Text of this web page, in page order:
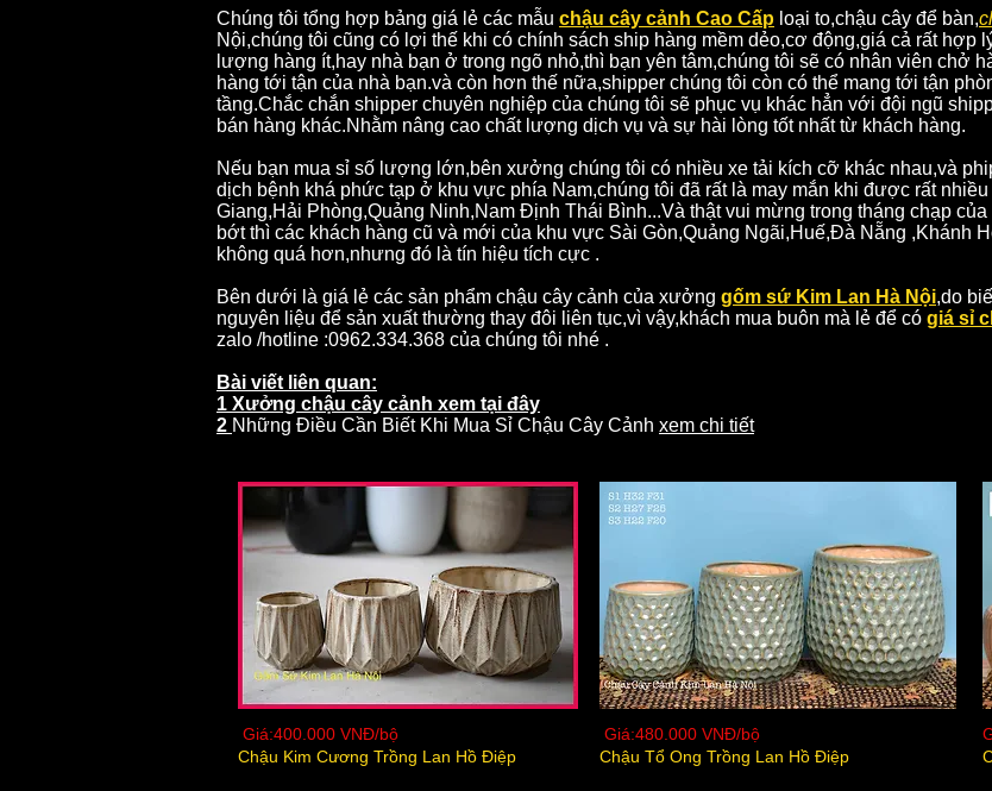
Chúng tôi tổng hợp bảng giá lẻ các mẫu chậu cây cảnh Cao Cấp loại to,chậu cây để bàn,
Nội,chúng tôi cũng có lợi thế khi có chính sách ship hàng mềm dẻo,cơ động,giá cả rất hợp
lượng hàng ít,hay nhà bạn ở trong ngõ nhỏ,thì bạn yên tâm,chúng tôi sẽ có nhân viên chở
hàng tới tận của nhà bạn.và còn hơn thế nữa,shipper chúng tôi còn có thể mang tới tận
tầng.Chắc chắn shipper chuyên nghiệp của chúng tôi sẽ phục vụ khác hẳn với đội ngũ
bán hàng khác.Nhằm nâng cao chất lượng dịch vụ và sự hài lòng tốt nhất từ khách hàng.
Nếu bạn mua sỉ số lượng lớn,bên xưởng chúng tôi có nhiều xe tải kích cỡ khác nhau,và
dịch bệnh khá phức tạp ở khu vực phía Nam,chúng tôi đã rất là may mắn khi được rất
Giang,Hải Phòng,Quảng Ninh,Nam Định Thái Bình...Và thật vui mừng trong tháng chạp
bớt thì các khách hàng cũ và mới của khu vực Sài Gòn,Quảng Ngãi,Huế,Đà Nẵng ,Khánh
không quá hơn,nhưng đó là tín hiệu tích cực .
Bên dưới là giá lẻ các sản phẩm chậu cây cảnh của xưởng gốm sứ Kim Lan Hà Nội,do
nguyên liệu để sản xuất thường thay đôi liên tục,vì vậy,khách mua buôn mà lẻ để có giá sỉ
zalo /hotline :0962.334.368 của chúng tôi nhé .
Bài viết liên quan:
1 Xưởng chậu cây cảnh xem tại đây
2 Những Điều Cần Biết Khi Mua Sỉ Chậu Cây Cảnh xem chi tiết
Giá:400.000 VNĐ/bộ
Chậu Kim Cương Trồng Lan Hồ Điệp
Giá:480.000 VNĐ/bộ
Chậu Tổ Ong Trồng Lan Hồ Điệp